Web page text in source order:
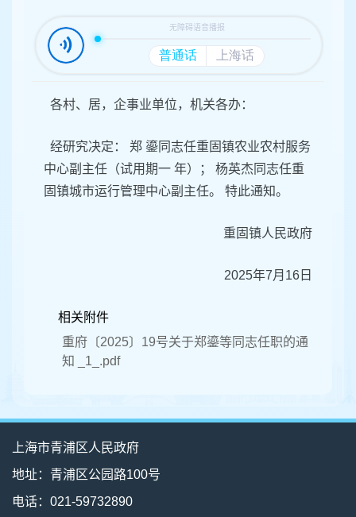
各村、居，企事业单位，机关各办：
经研究决定： 郑 鎏同志任重固镇农业农村服务
中心副主任（试用期一 年）； 杨英杰同志任重
固镇城市运行管理中心副主任。 特此通知。
重固镇人民政府
2025年7月16日
相关附件
重府〔2025〕19号关于郑鎏等同志任职的通
知 _1_.pdf
上海市青浦区人民政府
地址：青浦区公园路100号
电话：021-59732890